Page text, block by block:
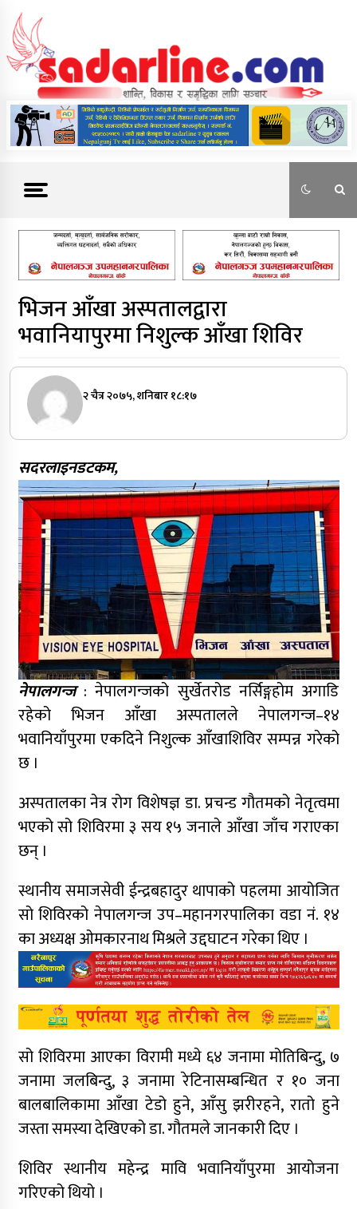
content
News For Nepal
भिजन आँखा अस्पतालद्वारा
भवानियापुरमा निशुल्क आँखा शिविर
२ चैत्र २०७५, शनिबार १८:१७
सदरलाइनडटकम,
नेपालगन्ज: नेपालगन्जको सुर्खेतरोड नर्सिङ्गहोम अगाडि
रहेको भिजन आँखा अस्पतालले नेपालगन्ज–१४
भवानियाँपुरमा एकदिने निशुल्क आँखाशिविर सम्पन्न गरेको
छ ।
अस्पतालका नेत्र रोग विशेषज्ञ डा. प्रचन्ड गौतमको नेतृत्वमा
भएको सो शिविरमा ३ सय १५ जनाले आँखा जाँच गराएका
छन् ।
स्थानीय समाजसेवी ईन्द्रबहादुर थापाको पहलमा आयोजित
सो शिविरको नेपालगन्ज उप–महानगरपालिका वडा नं. १४
का अध्यक्ष ओमकारनाथ मिश्रले उद्दघाटन गरेका थिए ।
सो शिविरमा आएका विरामी मध्ये ६४ जनामा मोतिबिन्दु, ७
जनामा जलबिन्दु, ३ जनामा रेटिनासम्बन्धित र १० जना
बालबालिकामा आँखा टेडो हुने, आँसु झरीरहने, रातो हुने
जस्ता समस्या देखिएको डा. गौतमले जानकारी दिए ।
शिविर स्थानीय महेन्द्र मावि भवानियाँपुरमा आयोजना
गरिएको थियो ।